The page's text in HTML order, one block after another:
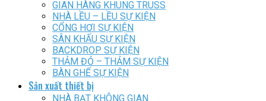
GIAN HÀNG KHUNG TRUSS
NHÀ LỀU – LỀU SỰ KIỆN
CỔNG HƠI SỰ KIỆN
SÂN KHẤU SỰ KIỆN
BACKDROP SỰ KIỆN
THẢM ĐỎ – THẢM SỰ KIỆN
BÀN GHẾ SỰ KIỆN
Sản xuất thiết bị
NHÀ BẠT KHÔNG GIAN